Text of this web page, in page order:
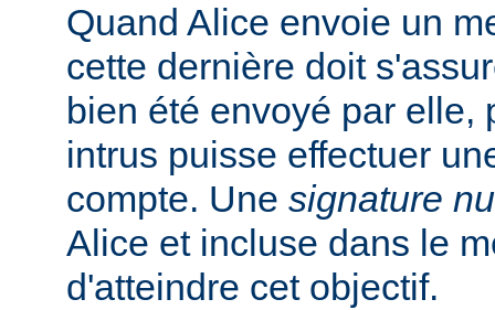
Quand Alice envoie un
cette dernière doit
bien été envoyé par elle,
intrus puisse effectuer
compte. Une signature
Alice et incluse dans le
d'atteindre cet objectif.